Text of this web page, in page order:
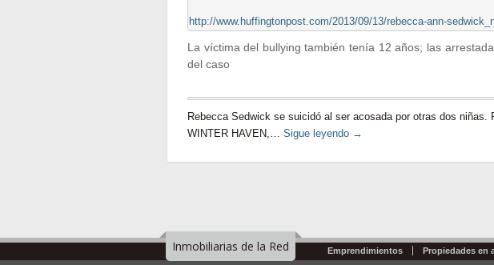
http://www.huffingtonpost.com/2013/09/13/rebecca-ann-
La víctima del bullying también tenía 12 años; las
del caso
Rebecca Sedwick se suicidó al ser acosada por otras dos niñas.
WINTER HAVEN,… Sigue leyendo →
Inmobiliarias de la Red Emprendimientos Propiedades en